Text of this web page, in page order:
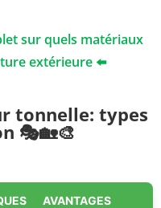
sur quels matériaux
extérieure ⬅️
tonnelle: types
🎭🏡🎨
AVANTAGES